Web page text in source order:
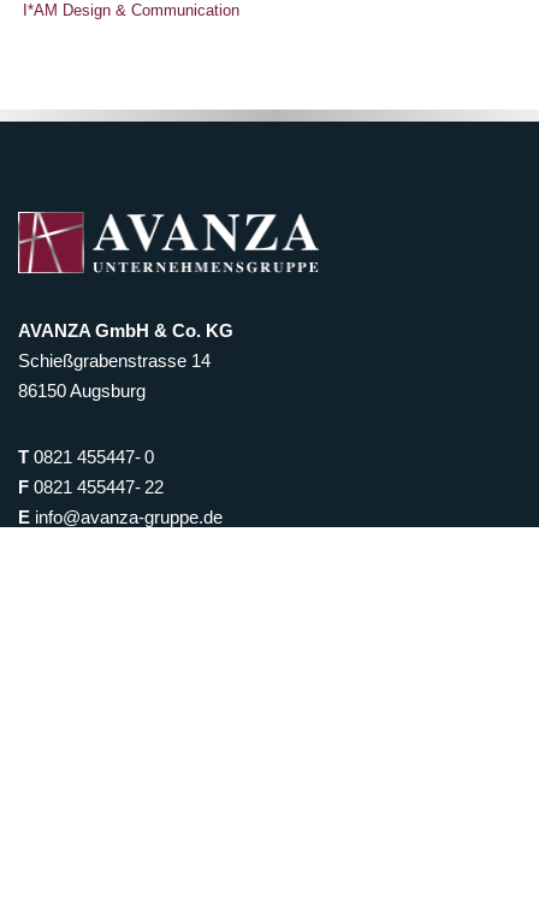
I*AM Design & Communication
AVANZA GmbH & Co. KG
Schießgrabenstrasse 14
86150 Augsburg
T 0821 455447- 0
F 0821 455447- 22
E info@avanza-gruppe.de